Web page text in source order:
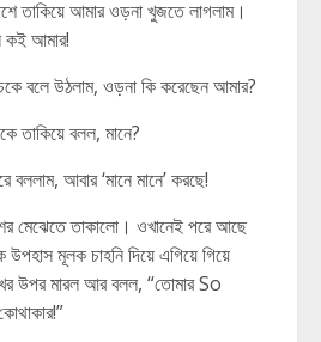
তাকিয়ে আমার ওড়না খুজতে লাগলাম।
কই আমার!
বলে উঠলাম, ওড়না কি করেছেন আমার?
তাকিয়ে বলল, মানে?
বললাম, আবার ‘মানে মানে’ করছে!
মেঝেতে তাকালো। ওখানেই পরে আছে
মূলক চাহনি দিয়ে এগিয়ে গিয়ে
উপর মারল আর বলল, “তোমার So